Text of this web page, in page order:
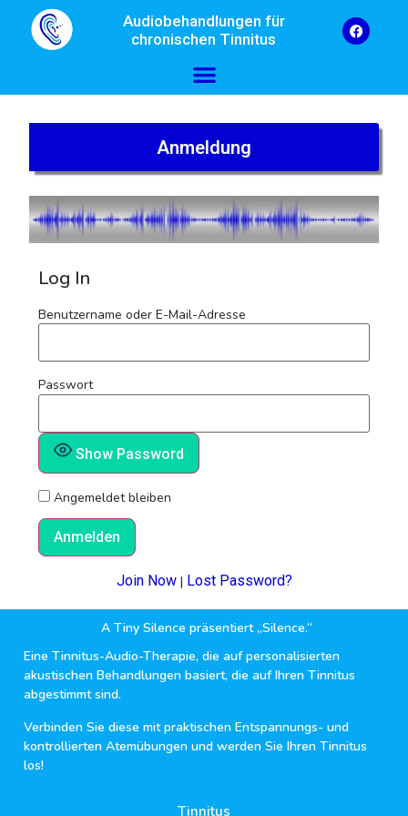
Audiobehandlungen für
chronischen Tinnitus
Anmeldung
Log In
Benutzername oder E-Mail-Adresse
Passwort
Show Password
Angemeldet bleiben
Join Now| Lost Password?
A Tiny Silence präsentiert „Silence.“
Eine Tinnitus-Audio-Therapie, die auf personalisierten
akustischen Behandlungen basiert, die auf Ihren Tinnitus
abgestimmt sind.
Verbinden Sie diese mit praktischen Entspannungs- und
kontrollierten Atemübungen und werden Sie Ihren Tinnitus
los!
Tinnitus